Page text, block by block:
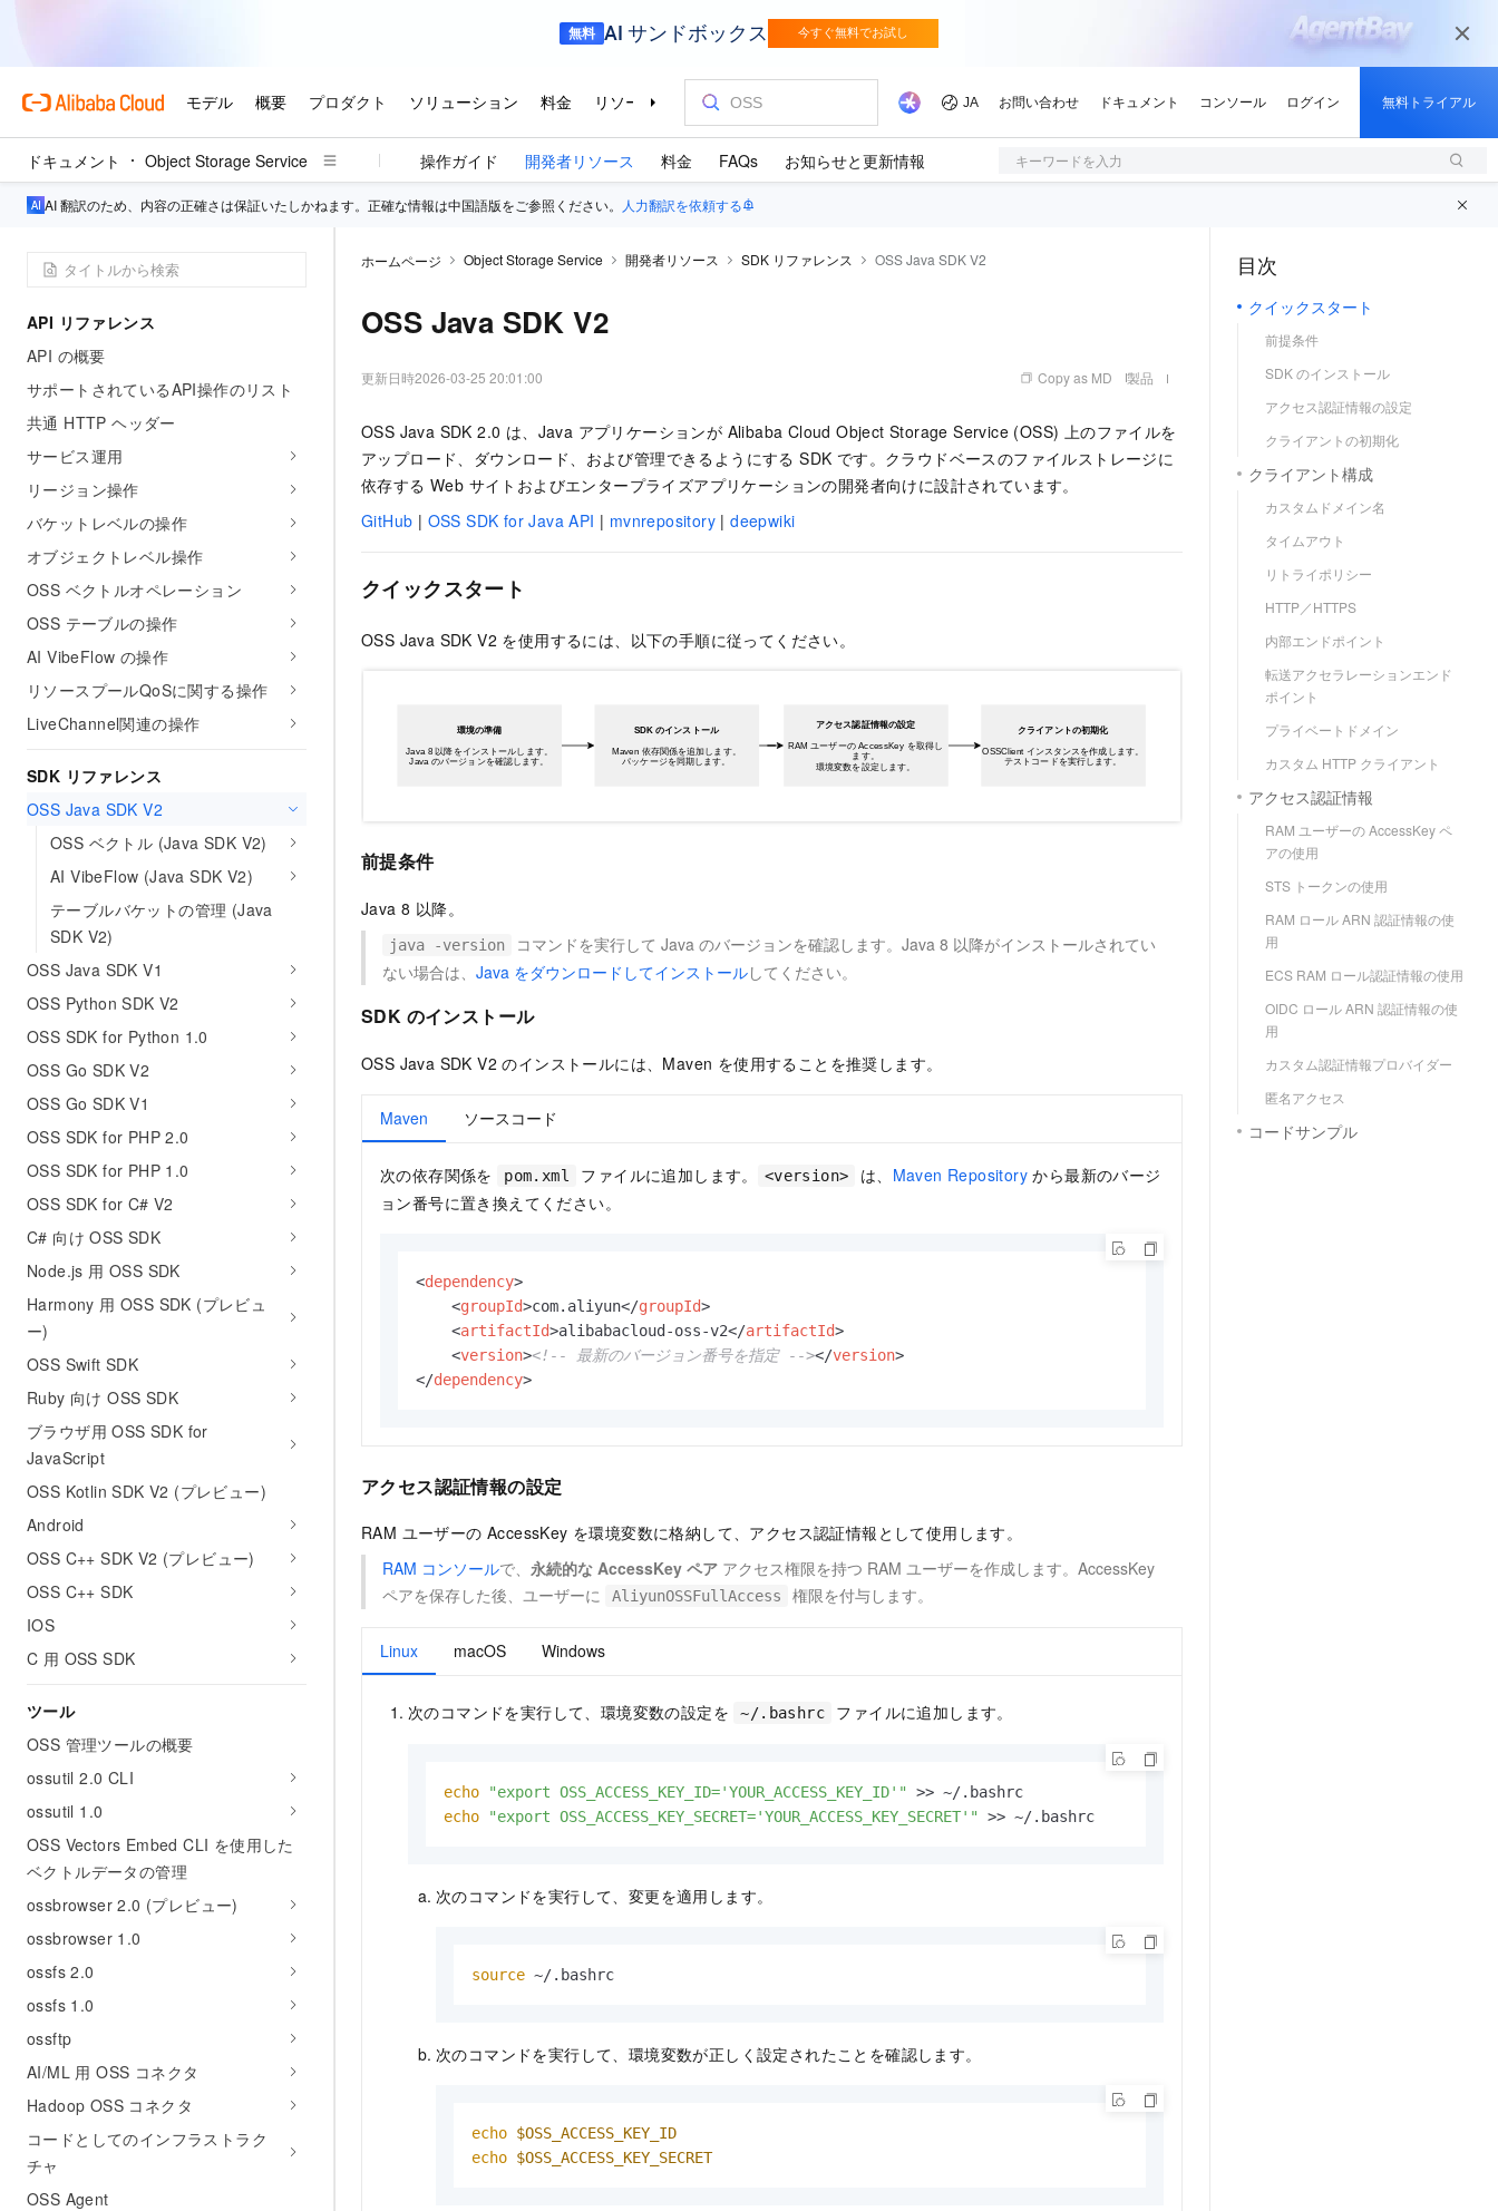
ドキュメント Object Storage Service 操作ガイド 開発者リソース 料金 FAQs お知らせと更新情報 キーワードを入力
AI 翻訳のため、内容の正確さは保証いたしかねます。正確な情報は中国語版をご参照ください。 人力翻訳を依頼する
API リファレンス
API の概要
サポートされているAPI操作のリスト
共通 HTTP ヘッダー
サービス運用
リージョン操作
バケットレベルの操作
オブジェクトレベル操作
OSS ベクトルオペレーション
OSS テーブルの操作
AI VibeFlow の操作
リソースプールQoSに関する操作
LiveChannel関連の操作
SDK リファレンス
OSS Java SDK V2
OSS ベクトル (Java SDK V2)
AI VibeFlow (Java SDK V2)
テーブルバケットの管理 (Java
SDK V2)
OSS Java SDK V1
OSS Python SDK V2
OSS SDK for Python 1.0
OSS Go SDK V2
OSS Go SDK V1
OSS SDK for PHP 2.0
OSS SDK for PHP 1.0
OSS SDK for C# V2
C# 向け OSS SDK
Node.js 用 OSS SDK
Harmony 用 OSS SDK (プレビュ
ー)
OSS Swift SDK
Ruby 向け OSS SDK
ブラウザ用 OSS SDK for
JavaScript
OSS Kotlin SDK V2 (プレビュー)
Android
OSS C++ SDK V2 (プレビュー)
OSS C++ SDK
IOS
C 用 OSS SDK
ツール
OSS 管理ツールの概要
ossutil 2.0 CLI
ossutil 1.0
OSS Vectors Embed CLI を使用した
ベクトルデータの管理
ossbrowser 2.0 (プレビュー)
ossbrowser 1.0
ossfs 2.0
ossfs 1.0
ossftp
AI/ML 用 OSS コネクタ
Hadoop OSS コネクタ
コードとしてのインフラストラク
チャ
OSS Agent
ホームページ Object Storage Service 開発者リソース SDK リファレンス OSS Java SDK V2
OSS Java SDK V2
更新日時2026-03-25 20:01:00 Copy as MD 製品
OSS Java SDK 2.0 は、Java アプリケーションが Alibaba Cloud Object Storage Service (OSS) 上のファイルを
アップロード、ダウンロード、および管理できるようにする SDK です。クラウドベースのファイルストレージに
依存する Web サイトおよびエンタープライズアプリケーションの開発者向けに設計されています。
GitHub | OSS SDK for Java API | mvnrepository |deepwiki
クイックスタート
OSS Java SDK V2 を使用するには、以下の手順に従ってください。
前提条件
Java 8 以降。
java -version
コマンドを実行して Java のバージョンを確認します。Java 8 以降がインストールされてい
ない場合は、 Java をダウンロードしてインストールしてください。
SDK のインストール
OSS Java SDK V2 のインストールには、Maven を使用することを推奨します。
Maven ソースコード
次の依存関係を pom.xml ファイルに追加します。 <version> は、 Maven Repository から最新のバージ
ョン番号に置き換えてください。
<dependency>
<groupId>com.aliyun</groupId>
<artifactId>alibabacloud-oss-v2</artifactId>
<version><!-- 最新のバージョン番号を指定 --></version>
</dependency>
アクセス認証情報の設定
RAM ユーザーの AccessKey を環境変数に格納して、アクセス認証情報として使用します。
RAM コンソールで、 永続的な AccessKey ペア アクセス権限を持つ RAM ユーザーを作成します。AccessKey
ペアを保存した後、ユーザーに
AliyunOSSFullAccess 権限を付与します。
Linux macOS Windows
次のコマンドを実行して、環境変数の設定を ~/.bashrc ファイルに追加します。
echo "export OSS_ACCESS_KEY_ID='YOUR_ACCESS_KEY_ID'"
echo
"export OSS_ACCESS_KEY_SECRET='YOUR_ACCESS_KEY_SECRET'" >> ~/.bashrc
次のコマンドを実行して、変更を適用します。
source ~/.bashrc
次のコマンドを実行して、環境変数が正しく設定されたことを確認します。
echo $OSS_ACCESS_KEY_ID
echo $OSS_ACCESS_KEY_SECRET
目次
クイックスタート
前提条件
SDK のインストール
アクセス認証情報の設定
クライアントの初期化
クライアント構成
カスタムドメイン名
タイムアウト
リトライポリシー
HTTP／HTTPS
内部エンドポイント
転送アクセラレーションエンド
ポイント
プライベートドメイン
カスタム HTTP クライアント
アクセス認証情報
RAM ユーザーの AccessKey ペ
アの使用
STS トークンの使用
RAM ロール ARN 認証情報の使
用
ECS RAM ロール認証情報の使用
OIDC ロール ARN 認証情報の使
用
カスタム認証情報プロバイダー
匿名アクセス
コードサンプル